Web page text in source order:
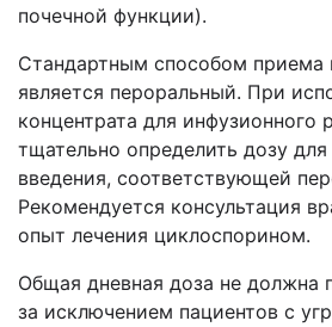
почечной функции).
Стандартным способом приема
является пероральный. При
концентрата для инфузионного
тщательно определить дозу для
введения, соответствующей
Рекомендуется консультация
опыт лечения циклоспорином.
Общая дневная доза не должна
за исключением пациентов с